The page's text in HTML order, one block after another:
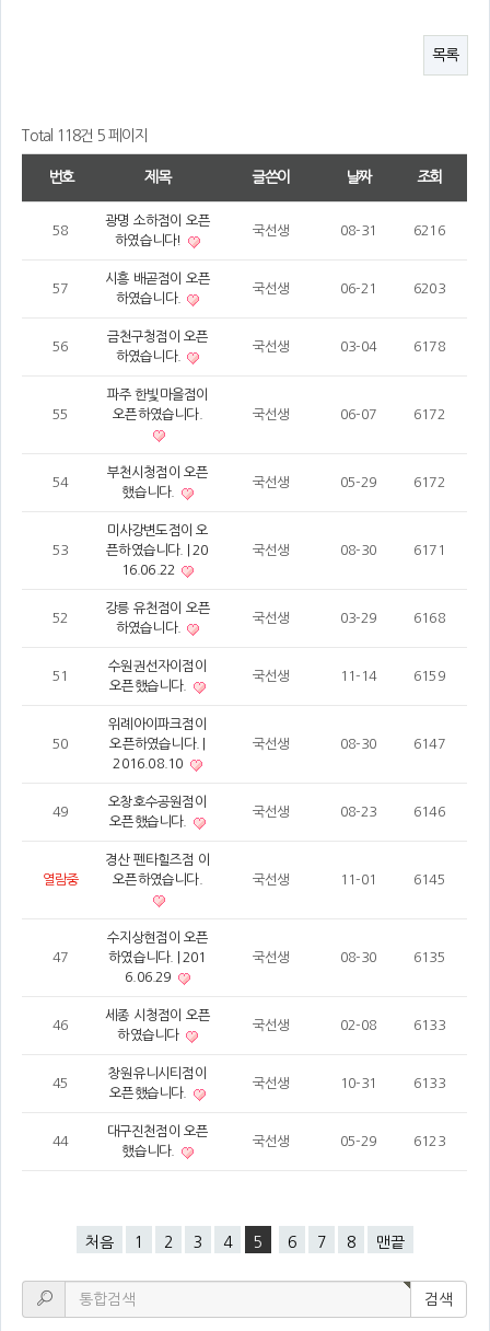
목록
Total 118건 5 페이지
번호 제목 글쓴이 날짜 조회
58
광명 소하점이 오픈
하였습니다!
국선생 08-31 6216
57
시흥 배곧점이 오픈
하였습니다.
국선생 06-21 6203
56
금천구청점이 오픈
하였습니다.
국선생 03-04 6178
55
파주 한빛마을점이
오픈하였습니다.
국선생 06-07 6172
54
부천시청점이 오픈
했습니다.
국선생 05-29 6172
53
미사강변도점이 오
픈하였습니다. | 20
16.06.22
국선생 08-30 6171
52
강릉 유천점이 오픈
하였습니다.
국선생 03-29 6168
51
수원권선자이점이
오픈했습니다.
국선생 11-14 6159
50
위례아이파크점이
오픈하였습니다. |
2016.08.10
국선생 08-30 6147
49
오창호수공원점이
오픈했습니다.
국선생 08-23 6146
열람중
경산 펜타힐즈점 이
오픈하였습니다.
국선생 11-01 6145
47
수지상현점이 오픈
하였습니다. | 201
6.06.29
국선생 08-30 6135
46
세종 시청점이 오픈
하였습니다
국선생 02-08 6133
45
창원유니시티점이
오픈했습니다.
국선생 10-31 6133
44
대구진천점이 오픈
했습니다.
국선생 05-29 6123
처음 1 2 3 4 5 6 7 8 맨끝
검색